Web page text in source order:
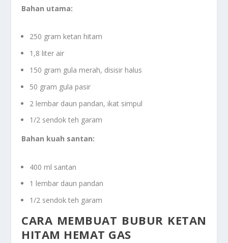
Bahan utama:
250 gram ketan hitam
1,8 liter air
150 gram gula merah, disisir halus
50 gram gula pasir
2 lembar daun pandan, ikat simpul
1/2 sendok teh garam
Bahan kuah santan:
400 ml santan
1 lembar daun pandan
1/2 sendok teh garam
CARA MEMBUAT BUBUR KETAN
HITAM HEMAT GAS